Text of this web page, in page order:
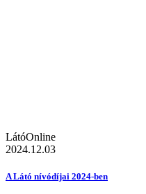
LátóOnline
2024.12.03
A Látó nívódíjai 2024-ben